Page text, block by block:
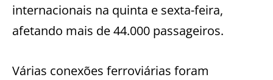
internacionais na quinta e sexta-feira,
afetando mais de 44.000 passageiros.
Várias conexões ferroviárias foram